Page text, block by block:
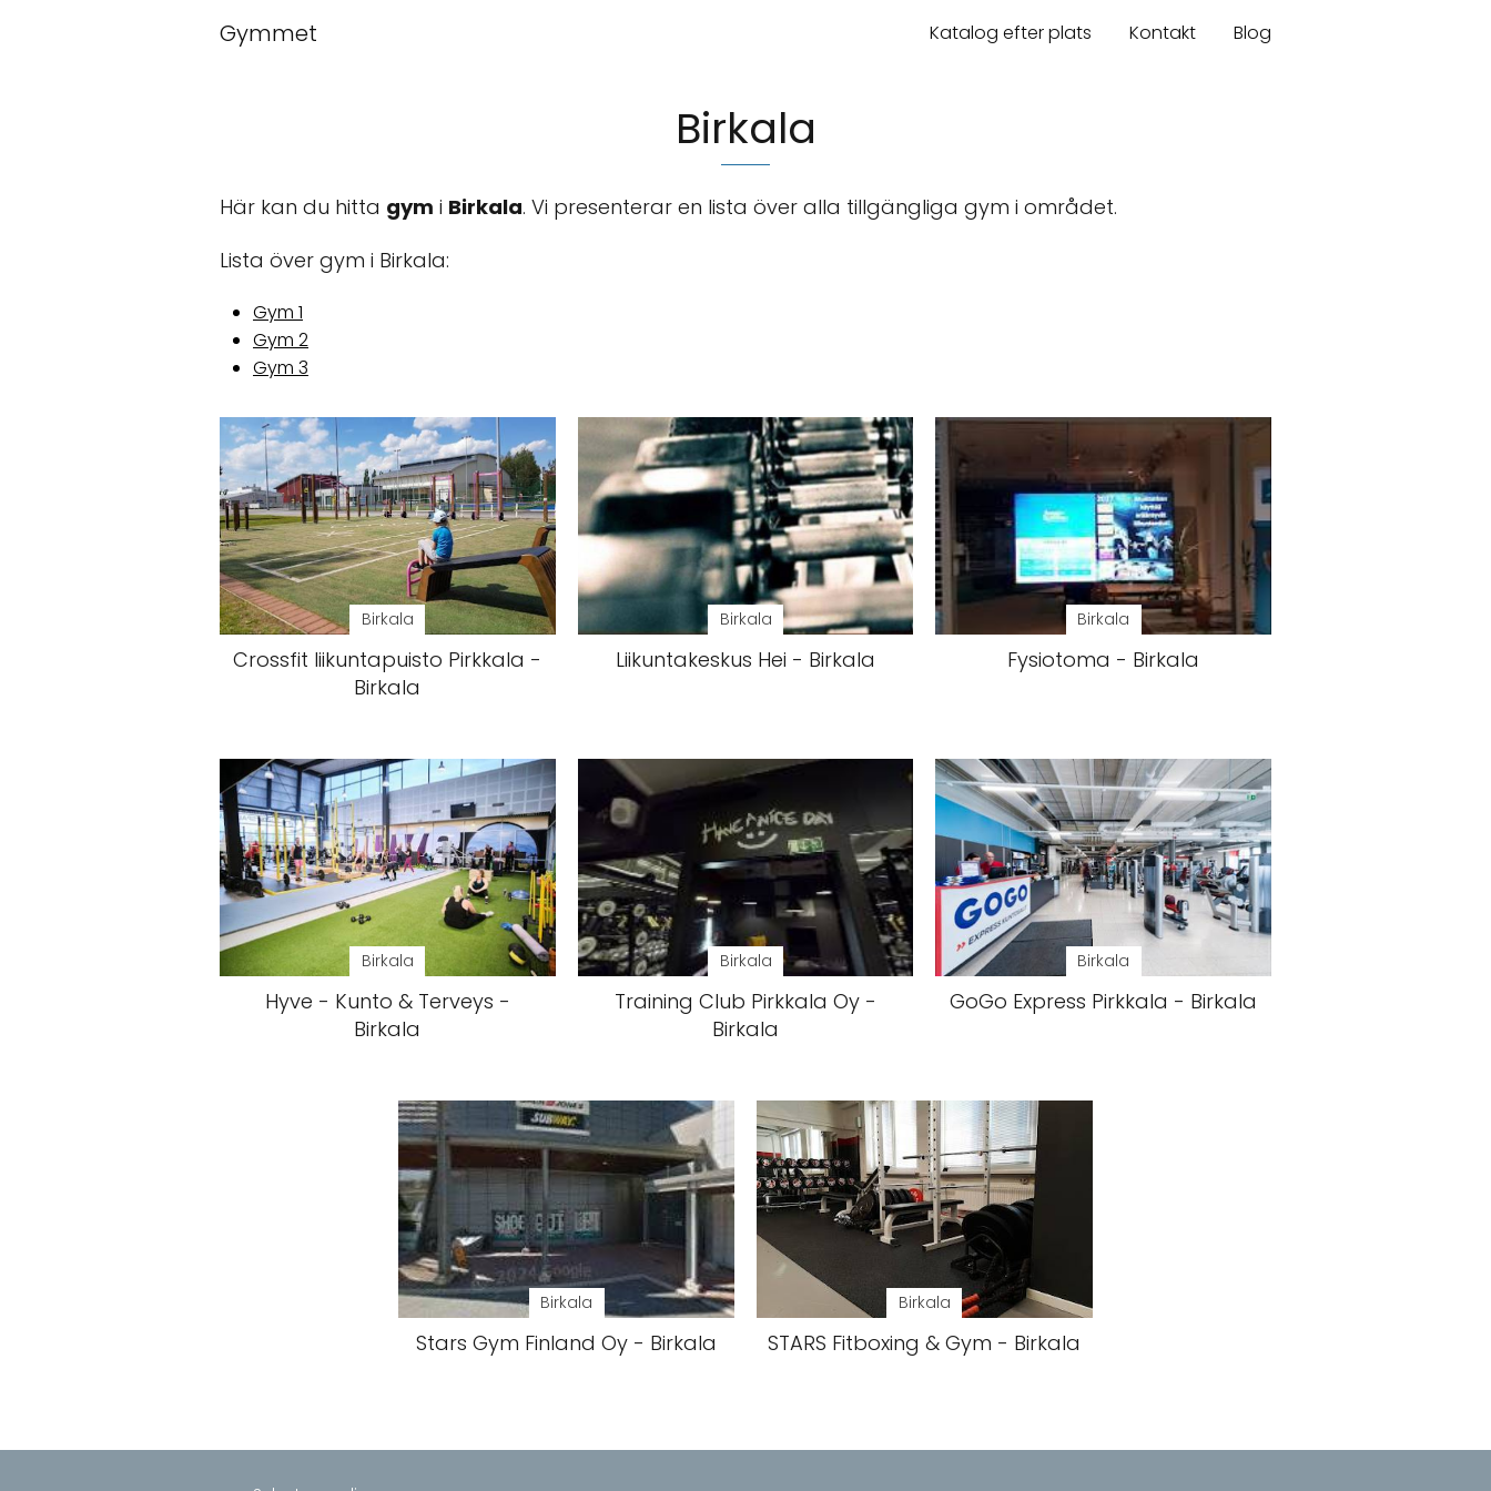
Gymmet Katalog efter plats Kontakt Blog
Birkala
Här kan du hitta gym i Birkala. Vi presenterar en lista över alla tillgängliga gym i området.
Lista över gym i Birkala:
Gym 1
Gym 2
Gym 3
Birkala
Crossfit liikuntapuisto Pirkkala -
Birkala
Birkala
Liikuntakeskus Hei - Birkala
Birkala
Fysiotoma - Birkala
Birkala
Hyve - Kunto & Terveys -
Birkala
Birkala
Training Club Pirkkala Oy -
Birkala
Birkala
GoGo Express Pirkkala - Birkala
Birkala
Stars Gym Finland Oy - Birkala
Birkala
STARS Fitboxing & Gym - Birkala